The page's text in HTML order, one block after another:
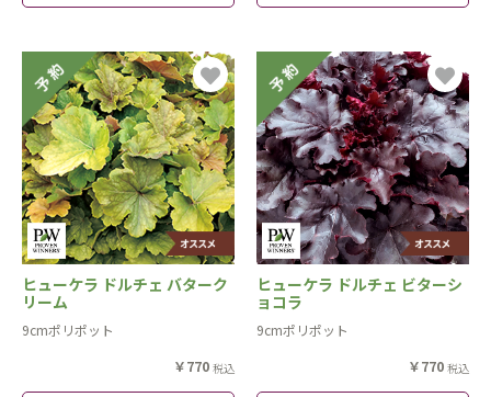
ヒューケラ ドルチェ バターク
リーム
9cmポリポット
￥770 税込
ヒューケラ ドルチェ ビターシ
ョコラ
9cmポリポット
￥770 税込